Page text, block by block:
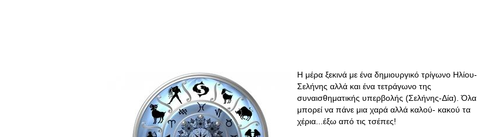
Η μέρα ξεκινά με ένα δημιουργικό τρίγωνο Ηλίου-
Σελήνης αλλά και ένα τετράγωνο της
συναισθηματικής υπερβολής (Σελήνης-Δία). Όλα
μπορεί να πάνε μια χαρά αλλά καλού- κακού τα
χέρια...έξω από τις τσέπες!